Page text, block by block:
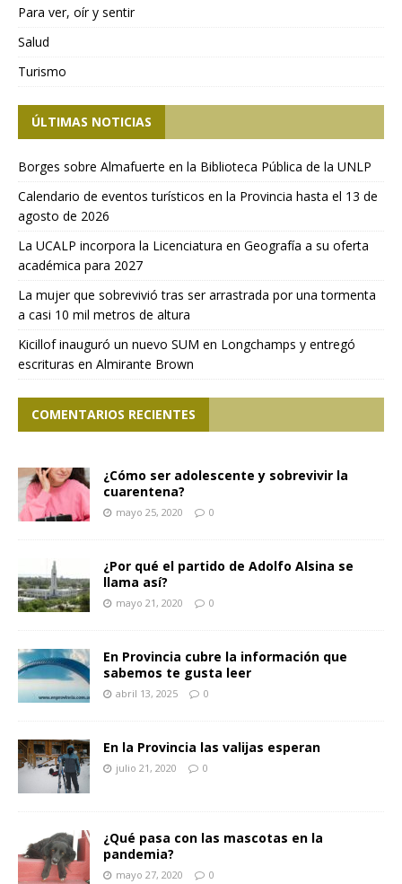
Para ver, oír y sentir
Salud
Turismo
ÚLTIMAS NOTICIAS
Borges sobre Almafuerte en la Biblioteca Pública de la UNLP
Calendario de eventos turísticos en la Provincia hasta el 13 de
agosto de 2026
La UCALP incorpora la Licenciatura en Geografía a su oferta
académica para 2027
La mujer que sobrevivió tras ser arrastrada por una tormenta
a casi 10 mil metros de altura
Kicillof inauguró un nuevo SUM en Longchamps y entregó
escrituras en Almirante Brown
COMENTARIOS RECIENTES
¿Cómo ser adolescente y sobrevivir la
cuarentena?
mayo 25, 2020 0
¿Por qué el partido de Adolfo Alsina se
llama así?
mayo 21, 2020 0
En Provincia cubre la información que
sabemos te gusta leer
abril 13, 2025 0
En la Provincia las valijas esperan
julio 21, 2020 0
¿Qué pasa con las mascotas en la
pandemia?
mayo 27, 2020 0